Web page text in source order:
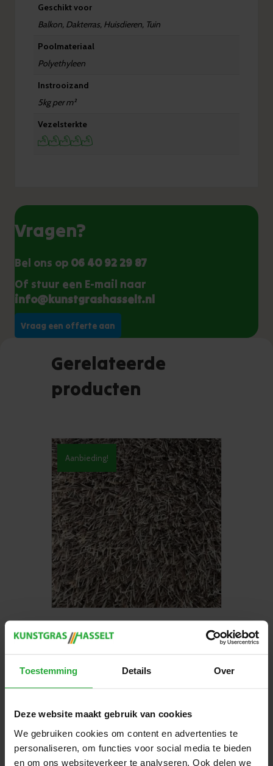
Toestemming Details Over
Deze website maakt gebruik van cookies
We gebruiken cookies om content en advertenties te
personaliseren, om functies voor social media te bieden
en om ons websiteverkeer te analyseren. Ook delen we
Geschikt voor
Balkon, Dakterras, Huisdieren, Tuin
Poolmateriaal
Polyethyleen
Instrooizand
5kg per m²
Vezelsterkte
Vragen?
Bel ons op 06 40 92 29 87
Of stuur een E-mail naar
info@kunstgrashasselt.nl
Vraag een offerte aan
Gerelateerde
producten
Aanbieding!
€34,95
prijs
€34,95.
prijs
Toevoegen aan winkelwagen
Aanbieding!